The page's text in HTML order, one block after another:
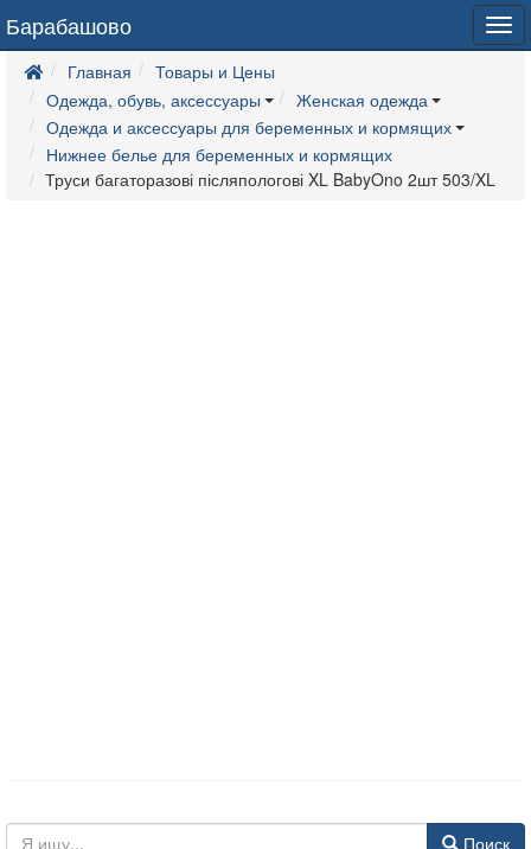
Барабашово
Главная
Товары и Цены
Одежда, обувь, аксессуары
Женская одежда
Одежда и аксессуары для беременных и кормящих
Нижнее белье для беременных и кормящих
Труси багаторазові післяпологові XL BabyOno 2шт 503/XL
Поиск